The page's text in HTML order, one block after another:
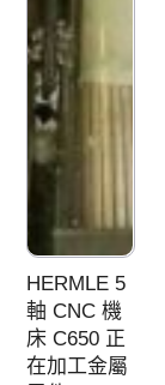
HERMLE 5
軸 CNC 機
床 C650 正
在加工金屬